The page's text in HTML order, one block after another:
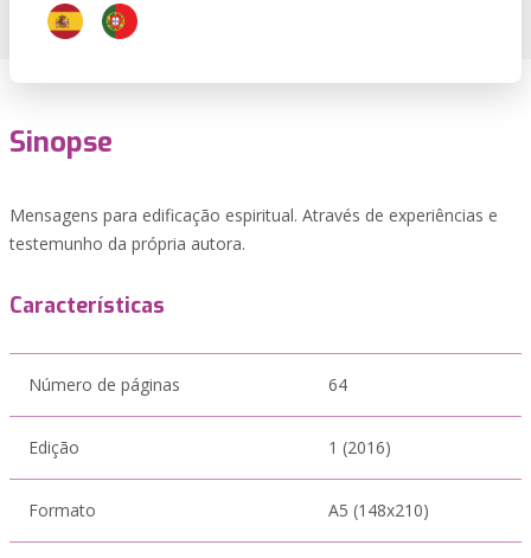
Sinopse
Mensagens para edificação espiritual. Através de experiências e
testemunho da própria autora.
Características
Número de páginas 64
Edição 1 (2016)
Formato A5 (148x210)